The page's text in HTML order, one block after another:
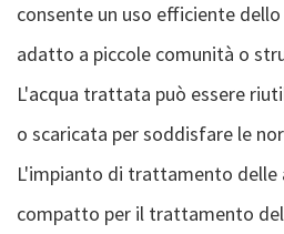
consente un uso efficiente
adatto a piccole comunità o
L'acqua trattata può essere
o scaricata per soddisfare le
L'impianto di trattamento delle
compatto per il trattamento